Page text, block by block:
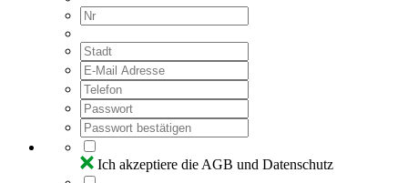
Ich akzeptiere die AGB und Datenschutz